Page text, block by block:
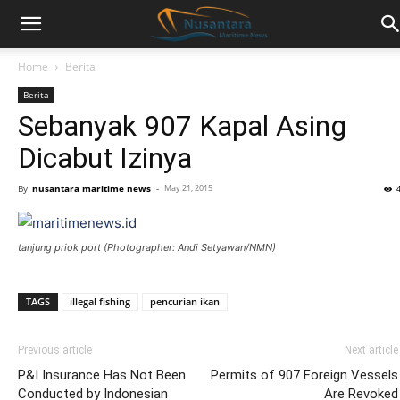
Home Berita
Berita
Sebanyak 907 Kapal Asing
Dicabut Izinya
By nusantara maritime news - May 21, 2015
tanjung priok port (Photographer: Andi Setyawan/NMN)
TAGS illegal fishing pencurian ikan
Previous article
P&I Insurance Has Not Been
Conducted by Indonesian
Next article
Permits of 907 Foreign Vessels
Are Revoked